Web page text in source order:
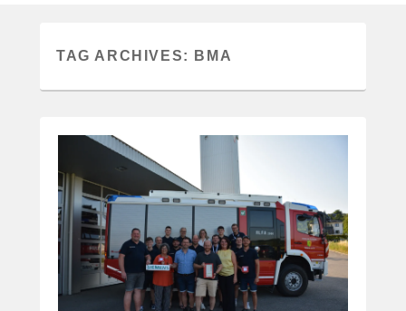
TAG ARCHIVES: BMA